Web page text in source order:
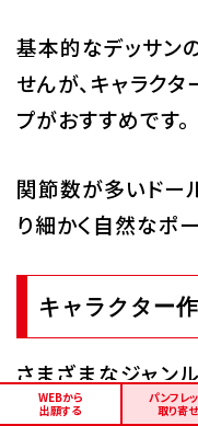
基本的なデッサン
せんが、キャラク
プがおすすめです。
関節数が多いドー
り細かく自然なポ
キャラクター
さまざまなジャン
個性的なキャラク
WEBから
出願する
パンフレ
取り寄